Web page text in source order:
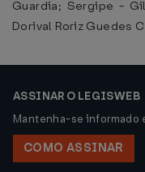
Guardia; Sergipe -
Dorival Roriz Guedes
ASSINAR O LEGISWEB
Mantenha-se informado
COMO ASSINAR